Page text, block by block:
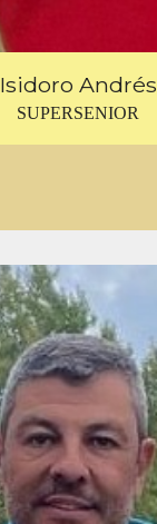
Isidoro Andrés
SUPERSENIOR